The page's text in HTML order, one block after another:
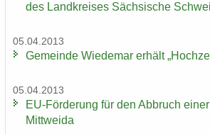
des Land­krei­ses Säch­si­sche
05.04.2013
Ge­mein­de Wie­de­mar er­hält
05.04.2013
EU-​Förderung für den Ab­bruch
Mitt­wei­da